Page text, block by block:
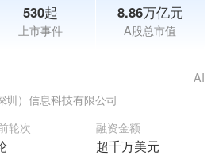
530起
上市事件
8.86万亿元
A股总市值
圳）信息科技有限公司
轮次 融资金额
超千万美元
AI